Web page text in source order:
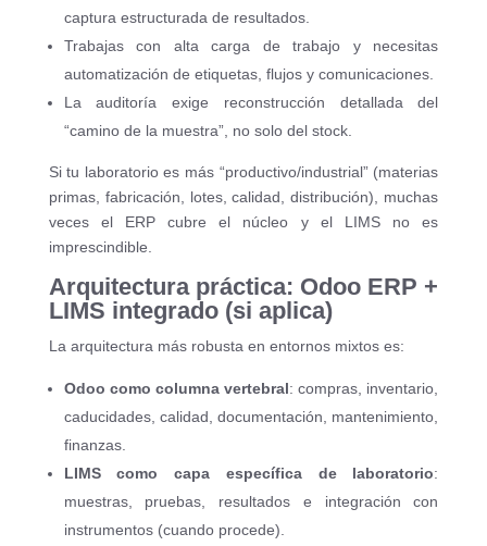
captura estructurada de resultados.
Trabajas con alta carga de trabajo y necesitas
automatización de etiquetas, flujos y comunicaciones.
La auditoría exige reconstrucción detallada del
“camino de la muestra”, no solo del stock.
Si tu laboratorio es más “productivo/industrial” (materias
primas, fabricación, lotes, calidad, distribución), muchas
veces el ERP cubre el núcleo y el LIMS no es
imprescindible.
Arquitectura práctica: Odoo ERP +
LIMS integrado (si aplica)
La arquitectura más robusta en entornos mixtos es:
Odoo como columna vertebral: compras, inventario,
caducidades, calidad, documentación, mantenimiento,
finanzas.
LIMS como capa específica de laboratorio:
muestras, pruebas, resultados e integración con
instrumentos (cuando procede).